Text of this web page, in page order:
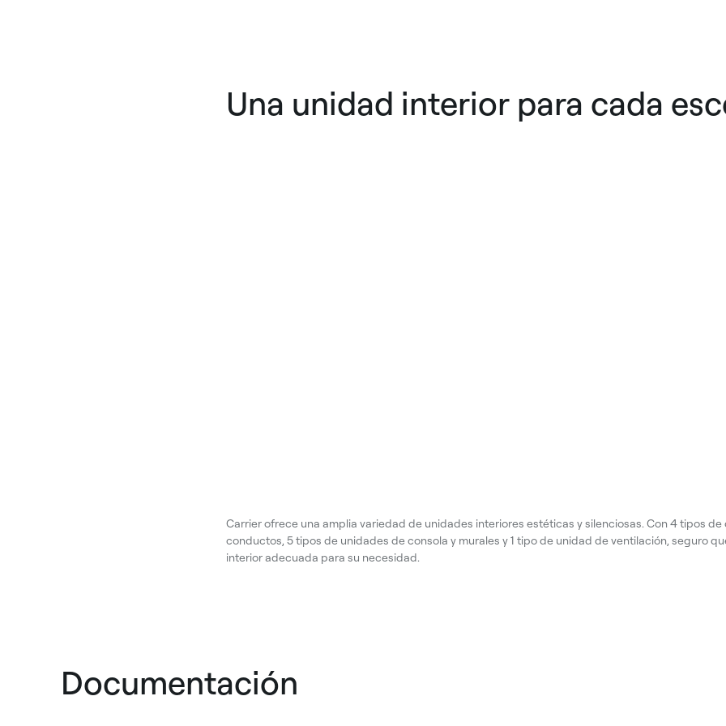
Una unidad interior para cada
Carrier ofrece una amplia variedad de unidades interiores estéticas y silenciosas. Con 4 tipos
conductos, 5 tipos de unidades de consola y murales y 1 tipo de unidad de ventilación, seguro
interior adecuada para su necesidad.
Documentación